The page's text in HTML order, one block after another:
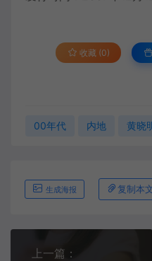
收藏 (0)
00年代 内地 黄晓
生成海报 复制本
上一篇：